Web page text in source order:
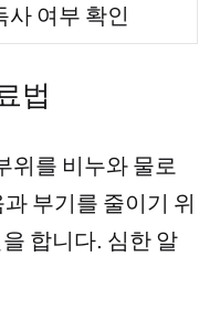
사 여부 확인
법
위를 비누와 물로
부기를 줄이기 위
합니다. 심한 알